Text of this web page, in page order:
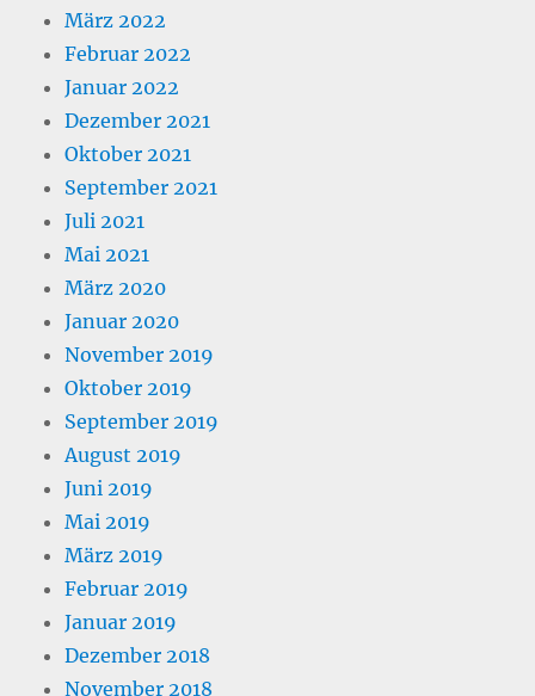
März 2022
Februar 2022
Januar 2022
Dezember 2021
Oktober 2021
September 2021
Juli 2021
Mai 2021
März 2020
Januar 2020
November 2019
Oktober 2019
September 2019
August 2019
Juni 2019
Mai 2019
März 2019
Februar 2019
Januar 2019
Dezember 2018
November 2018